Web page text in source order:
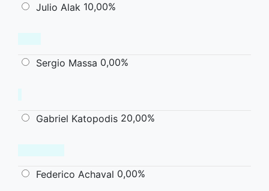
Julio Alak 10,00%
Sergio Massa 0,00%
Gabriel Katopodis 20,00%
Federico Achaval 0,00%